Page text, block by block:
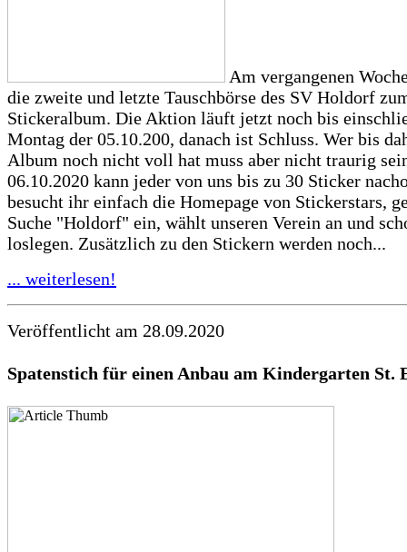
Am vergangenen
die zweite und letzte Tauschbörse des SV Holdorf
Stickeralbum. Die Aktion läuft jetzt noch bis
Montag der 05.10.200, danach ist Schluss. Wer bis
Album noch nicht voll hat muss aber nicht traurig
06.10.2020 kann jeder von uns bis zu 30 Sticker
besucht ihr einfach die Homepage von Stickerstars,
Suche "Holdorf" ein, wählt unseren Verein an und
loslegen. Zusätzlich zu den Stickern werden noch...
... weiterlesen!
Veröffentlicht am 28.09.2020
Spatenstich für einen Anbau am Kindergarten St.